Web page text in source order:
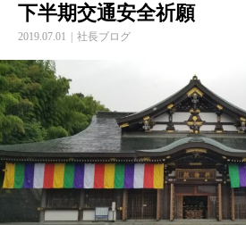
下半期交通安全祈願
2019.07.01 社長ブログ